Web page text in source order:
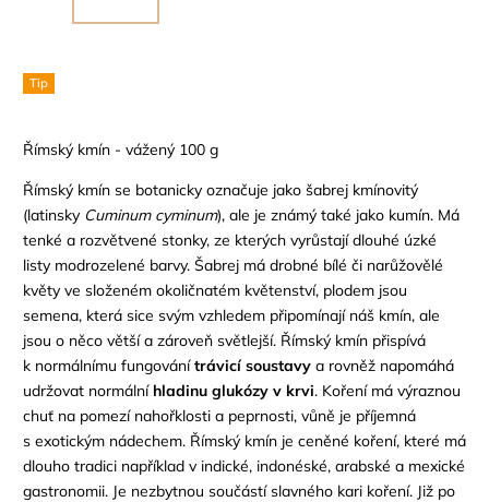
Tip
Římský kmín - vážený 100 g
Římský kmín se botanicky označuje jako šabrej kmínovitý
(latinsky Cuminum cyminum), ale je známý také jako kumín. Má
tenké a rozvětvené stonky, ze kterých vyrůstají dlouhé úzké
listy modrozelené barvy. Šabrej má drobné bílé či narůžovělé
květy ve složeném okoličnatém květenství, plodem jsou
semena, která sice svým vzhledem připomínají náš kmín, ale
jsou o něco větší a zároveň světlejší. Římský kmín přispívá
k normálnímu fungování trávicí soustavy a rovněž napomáhá
udržovat normální hladinu glukózy v krvi. Koření má výraznou
chuť na pomezí nahořklosti a peprnosti, vůně je příjemná
s exotickým nádechem. Římský kmín je ceněné koření, které má
dlouho tradici například v indické, indonéské, arabské a mexické
gastronomii. Je nezbytnou součástí slavného kari koření. Již po